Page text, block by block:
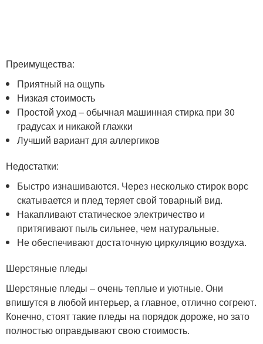
Преимущества:
Приятный на ощупь
Низкая стоимость
Простой уход – обычная машинная стирка при 30
градусах и никакой глажки
Лучший вариант для аллергиков
Недостатки:
Быстро изнашиваются. Через несколько стирок ворс
скатывается и плед теряет свой товарный вид.
Накапливают статическое электричество и
притягивают пыль сильнее, чем натуральные.
Не обеспечивают достаточную циркуляцию воздуха.
Шерстяные пледы
Шерстяные пледы – очень теплые и уютные. Они
впишутся в любой интерьер, а главное, отлично согреют.
Конечно, стоят такие пледы на порядок дороже, но зато
полностью оправдывают свою стоимость.